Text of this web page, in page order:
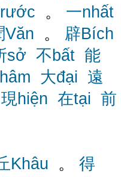
。 一nhất
Văn 。 辟Bích
sở 不bất 能
大đại 遠
現hiện 在tại 前
Khâu 。 得